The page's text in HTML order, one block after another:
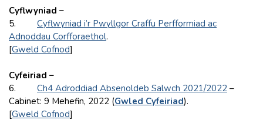
Cyflwyniad –
5. Cyflwyniad i’r Pwyllgor Craffu Perfformiad ac
Adnoddau Corfforaethol.
[Gweld Cofnod]
Cyfeiriad –
6. Ch4 Adroddiad Absenoldeb Salwch 2021/2022 –
Cabinet: 9 Mehefin, 2022 (Gwled Cyfeiriad).
[Gweld Cofnod]